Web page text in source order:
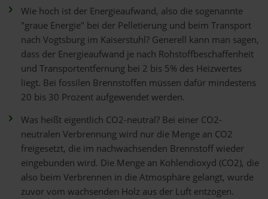
Wie hoch ist der Energieaufwand, also die sogenannte
"graue Energie" bei der Pelletierung und beim Transport
nach Vogtsburg im Kaiserstuhl? Generell kann man sagen,
dass der Energieaufwand je nach Rohstoffbeschaffenheit
und Transportentfernung bei 2 bis 5% des Heizwertes
liegt. Bei fossilen Brennstoffen müssen dafür mindestens
20 bis 30 Prozent aufgewendet werden.
Was heißt eigentlich CO2-neutral? Bei einer CO2-
neutralen Verbrennung wird nur die Menge an CO2
freigesetzt, die im nachwachsenden Brennstoff wieder
eingebunden wird. Die Menge an Kohlendioxyd (CO2), die
also beim Verbrennen in die Atmosphäre gelangt, wurde
zuvor vom wachsenden Holz aus der Luft entzogen.